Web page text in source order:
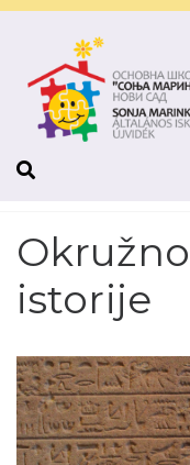
istorije